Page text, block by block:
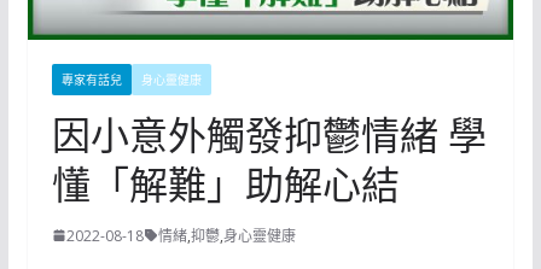
專家有話兒 身心靈健康
因小意外觸發抑鬱情緒 學
懂「解難」助解心結
2022-08-18 情緒,抑鬱,身心靈健康